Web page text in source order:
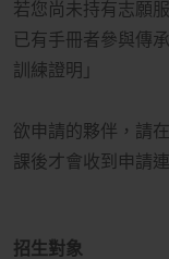
若您尚未持有志願
已有手冊者參與傳
訓練證明」
欲申請的夥伴， 請
課後才會收到申請連
招生對象